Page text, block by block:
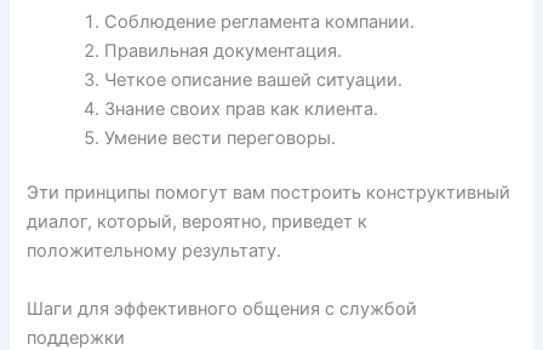
Соблюдение регламента компании.
Правильная документация.
Четкое описание вашей ситуации.
Знание своих прав как клиента.
Умение вести переговоры.
Эти принципы помогут вам построить конструктивный
диалог, который, вероятно, приведет к
положительному результату.
Шаги для эффективного общения с службой
поддержки